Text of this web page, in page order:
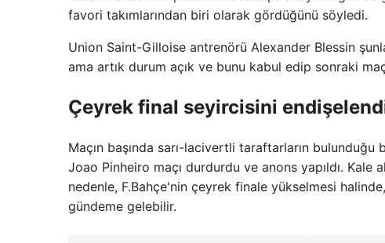
favori takımlarından biri olarak gördüğünü söyledi.
Union Saint-Gilloise antrenörü Alexander Blessin
ama artık durum açık ve bunu kabul edip sonraki
Çeyrek final seyircisini
Maçın başında sarı-lacivertli taraftarların
Joao Pinheiro maçı durdurdu ve anons yapıldı. Kale
nedenle, F.Bahçe'nin çeyrek finale yükselmesi
gündeme gelebilir.